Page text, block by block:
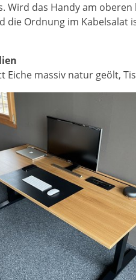
Wird das Handy am
die Ordnung im Kabelsalat
Eiche massiv natur geölt,